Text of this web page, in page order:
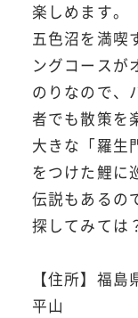
楽しめます。
五色沼を満喫
ングコースが
のりなので、
者でも散策を
大きな「羅生
をつけた鯉に
伝説もあるの
探してみては
【住所】福
平山